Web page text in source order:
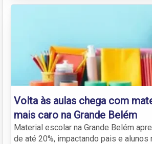
Volta às aulas chega com
mais caro na Grande Belém
Material escolar na Grande Belém
de até 20%, impactando pais e alunos